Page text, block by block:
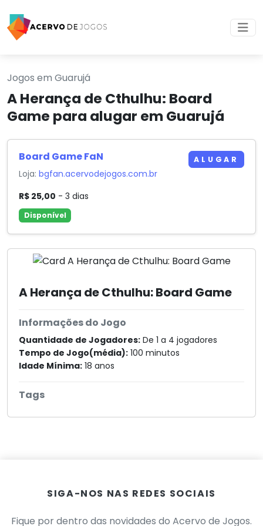
Jogos em Guarujá
A Herança de Cthulhu: Board
Game para alugar em Guarujá
A Herança de Cthulhu: Board Game
Informações do Jogo
Quantidade de Jogadores: De 1 a 4 jogadores
Tempo de Jogo(média): 100 minutos
Idade Mínima: 18 anos
Tags
Board Game FaN
Loja:bgfan.acervodejogos.com.br
R$ 25,00 - 3 dias
Disponível
ALUGAR
SIGA-NOS NAS REDES SOCIAIS
Fique por dentro das novidades do Acervo de Jogos.